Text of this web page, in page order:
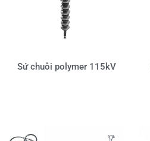
Sứ chuỗi polymer 115kV